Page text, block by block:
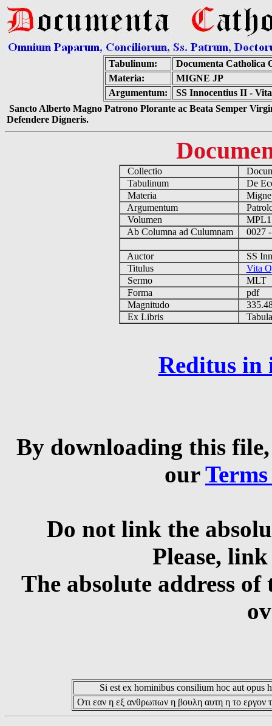
Tabulinum:
Documenta Catholica
Materia:
MIGNE JP
Argumentum:
SS Innocentius II -
Sancto Alberto Magno Patrono Plorante ac Beata Semper
Defendere Digneris.
Collectio
Tabulinum
De
Materia
Argumentum
Volumen
Ab Columna ad Culumnam
0027
Auctor
SS
Titulus
Vita
Sermo
MLT
Forma
pdf
Magnitudo
Ex Libris
Reditus in
By downloading this
our
Do not link the
Please,
The absolute address
Si est ex hominibus consilium hoc aut opus
Οτι εαν η εξ ανθρωπων η βουλη αυτη η το εργον